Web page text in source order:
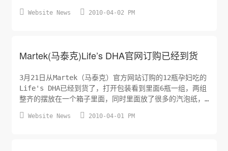
 Website News  2010-04-02 PM
Martek(马泰克)Life’s DHA官网订购已经到货
3月21日从Martek（马泰克）官方网站订购的12瓶孕妇吃的
Life's DHA已经到货了，打开包装看到里面6瓶一组，两组
整齐的摆放在一个箱子里面，同时里面放了很多的汽泡纸，
 Website News  2010-04-01 PM